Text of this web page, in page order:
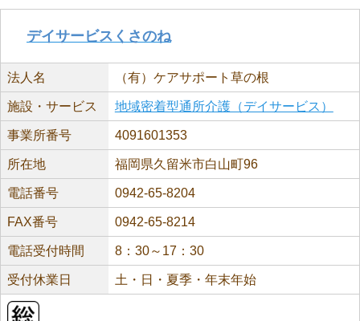
デイサービスくさのね
法人名 （有）ケアサポート草の根
施設・サービス 地域密着型通所介護（デイサービス）
事業所番号 4091601353
所在地 福岡県久留米市白山町96
電話番号 0942-65-8204
FAX番号 0942-65-8214
電話受付時間 8：30～17：30
受付休業日 土・日・夏季・年末年始